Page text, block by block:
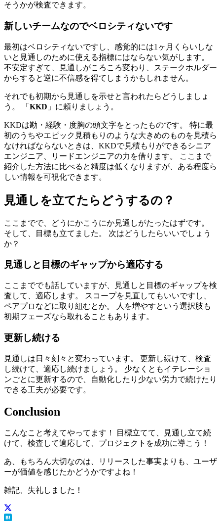
そうかが検査できます。
新しいチームなのでベロシティないです
最初はベロシティないですし、感覚的には1ヶ月くらいしな
いと見通しのために使える指標にはならない気がします。
不安定すぎて、見通しがころころ変わり、ステークホルダー
からすると逆に不信感を得てしまうかもしれません。
それでも初期から見通しを示せと言われたらどうしましょ
う。 「 KKD 」に頼りましょう。
KKDは勘・経験・度胸の頭文字をとったものです。 特に最
初のうちやエピック見積もりのような大きめのものを見積ら
なければならないときは、KKDで見積もりができるシニア
エンジニア、リードエンジニアの力を借ります。 ここまで
紹介した方法に比べると精度は低くなりますが、ある程度ら
しい情報を可視化できます。
見通しを立てたらどうするの？
ここまでで、どうにかこうにか見通しがたったはずです。
そして、目標も立てました。 次はどうしたらいいでしょう
か？
見通しと目標のギャップから適応する
ここまででも話していますが、見通しと目標のギャップを検
査して、適応します。 スコープを見直してもいいですし、
ペアプロなどに取り組むとか。 人を増やすという選択肢も
初期フェーズなら取れることもあります。
更新し続ける
見通しは日々刻々と変わっています。 更新し続けて、検査
し続けて、適応し続けましょう。 少なくともイテレーショ
ンごとに更新するので、自動化したり少ない労力で続けたり
できる工夫が必要です。
Conclusion
こんなこと考えてやってます！ 目標立てて、見通し立て続
けて、検査して適応して、プロジェクトを成功に導こう！
あ、もちろん大切なのは、リリースした事実よりも、ユーザ
ーが価値を感じたかどうかですよね！
雑記、失礼しました！